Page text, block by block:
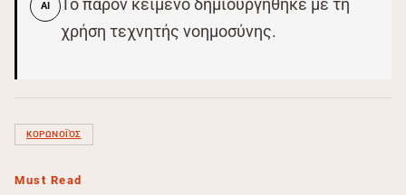
AI
Το παρόν κείμενο δημιουργήθηκε με τη
χρήση τεχνητής νοημοσύνης.
ΚΟΡΩΝΟΪΌΣ
Must Read